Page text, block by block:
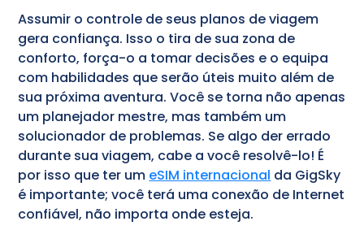
Assumir o controle de seus planos de viagem
gera confiança. Isso o tira de sua zona de
conforto, força-o a tomar decisões e o equipa
com habilidades que serão úteis muito além de
sua próxima aventura. Você se torna não apenas
um planejador mestre, mas também um
solucionador de problemas. Se algo der errado
durante sua viagem, cabe a você resolvê-lo! É
por isso que ter um eSIM internacional da GigSky
é importante; você terá uma conexão de Internet
confiável, não importa onde esteja.